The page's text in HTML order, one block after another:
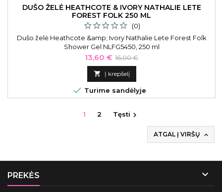
DUŠO ŽELĖ HEATHCOTE & IVORY NATHALIE LETE
FOREST FOLK 250 ML
(0)
Dušo želė Heathcote &amp; Ivory Nathalie Lete Forest Folk
Shower Gel NLFG5450, 250 ml
Kaina
13,60 € Bazinė
kaina
16,00 €
 Į krepšelį
 Turime sandėlyje
1 2 Tęsti 
ATGAL Į VIRŠŲ 
PREKĖS 